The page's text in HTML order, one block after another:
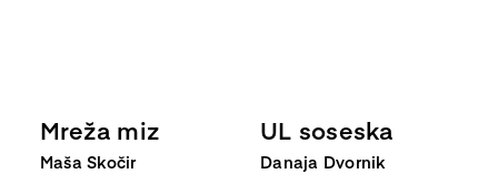
Mreža miz
Maša Skočir
UL soseska
Danaja Dvornik